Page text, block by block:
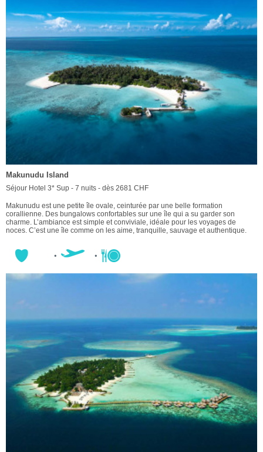
Makunudu Island
Séjour Hotel 3* Sup - 7 nuits - dès 2681 CHF
Makunudu est une petite île ovale, ceinturée par une belle formation
corallienne. Des bungalows confortables sur une île qui a su garder son
charme. L’ambiance est simple et conviviale, idéale pour les voyages de
noces. C’est une île comme on les aime, tranquille, sauvage et authentique.